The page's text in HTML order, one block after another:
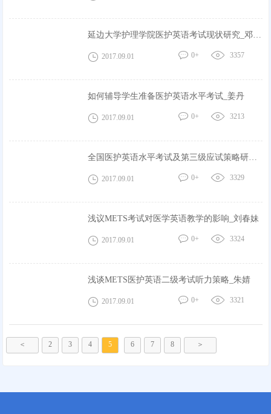
延边大学护理学院医护英语考试现状研究_邓广
杰
2017.09.01 3357
0+
如何辅导学生准备医护英语水平考试_姜丹
2017.09.01 3213
0+
全国医护英语水平考试及第三级应试策略研究_
胡文婷2017.09.01 3329
0+
浅议METS考试对医学英语教学的影响_刘春妹
2017.09.01 3324
0+
浅谈METS医护英语二级考试听力策略_朱婧
2017.09.01 3321
0+
＜ 2 3 4 5 6 7 8 ＞